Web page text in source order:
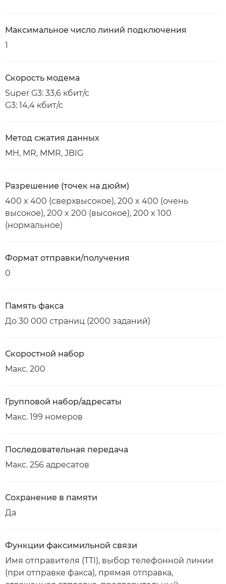
Максимальное число линий подключения
1
Скорость модема
Super G3: 33,6 кбит/с
G3: 14,4 кбит/с
Метод сжатия данных
MH, MR, MMR, JBIG
Разрешение (точек на дюйм)
400 x 400 (сверхвысокое), 200 x 400 (очень
высокое), 200 x 200 (высокое), 200 x 100
(нормальное)
Формат отправки/получения
0
Память факса
До 30 000 страниц (2000 заданий)
Скоростной набор
Макс. 200
Групповой набор/адресаты
Макс. 199 номеров
Последовательная передача
Макс. 256 адресатов
Сохранение в памяти
Да
Функции факсимильной связи
Имя отправителя (TTI), выбор телефонной линии
(при отправке факса), прямая отправка,